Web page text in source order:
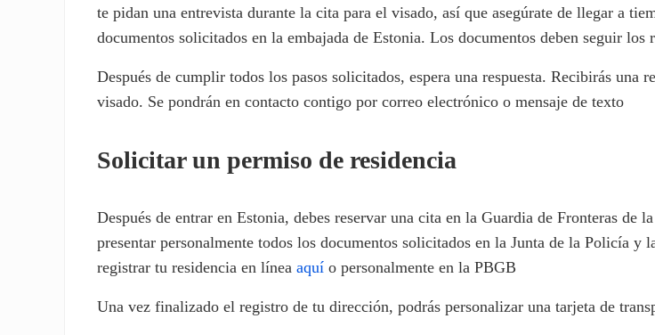
te pidan una entrevista durante la cita para el visado, así que asegúrate de llegar a
documentos solicitados en la embajada de Estonia. Los documentos deben seguir
Después de cumplir todos los pasos solicitados, espera una respuesta. Recibirás
visado. Se pondrán en contacto contigo por correo electrónico o mensaje de texto
Solicitar un permiso de residencia
Después de entrar en Estonia, debes reservar una cita en la Guardia de Fronteras
presentar personalmente todos los documentos solicitados en la Junta de la Policía y
registrar tu residencia en líneaaquí o personalmente en la PBGB
Una vez finalizado el registro de tu dirección, podrás personalizar una tarjeta de